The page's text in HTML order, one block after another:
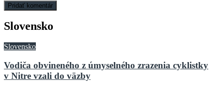
Slovensko
Slovensko
Vodiča obvineného z úmyselného zrazenia cyklistky
v Nitre vzali do väzby